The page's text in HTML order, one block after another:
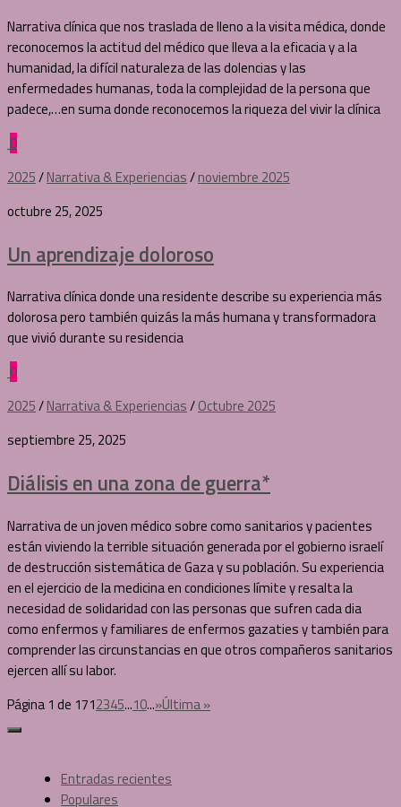
Narrativa clínica que nos traslada de lleno a la visita médica, donde
reconocemos la actitud del médico que lleva a la eficacia y a la
humanidad, la difícil naturaleza de las dolencias y las
enfermedades humanas, toda la complejidad de la persona que
padece,…en suma donde reconocemos la riqueza del vivir la clínica
0
2025/Narrativa & Experiencias/noviembre 2025
octubre 25, 2025
Un aprendizaje doloroso
Narrativa clínica donde una residente describe su experiencia más
dolorosa pero también quizás la más humana y transformadora
que vivió durante su residencia
0
2025/Narrativa & Experiencias/Octubre 2025
septiembre 25, 2025
Diálisis en una zona de guerra*
Narrativa de un joven médico sobre como sanitarios y pacientes
están viviendo la terrible situación generada por el gobierno israelí
de destrucción sistemática de Gaza y su población. Su experiencia
en el ejercicio de la medicina en condiciones límite y resalta la
necesidad de solidaridad con las personas que sufren cada dia
como enfermos y familiares de enfermos gazaties y también para
comprender las circunstancias en que otros compañeros sanitarios
ejercen allí su labor.
Página 1 de 1712345...10...»Última »
Entradas recientes
Populares